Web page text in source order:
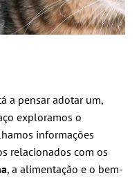
a pensar adotar um,
exploramos o
informações
relacionados com os
, a alimentação e o bem-